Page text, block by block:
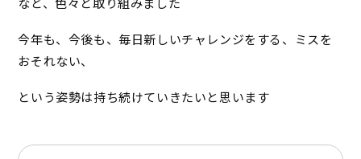
など、色々と取り組みました
今年も、今後も、毎日新しいチャレンジをする、ミスを
おそれない、
という姿勢は持ち続けていきたいと思います